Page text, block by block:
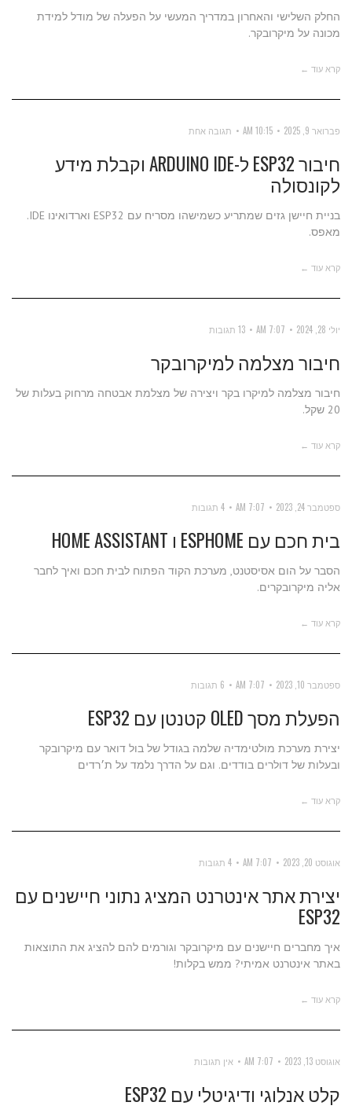
החלק השלישי והאחרון במדריך המעשי על הפעלה של מודל למידת
מכונה על מיקרובקר.
קרא עוד ←
פברואר 9, 2025 10:15 AM תגובה אחת
חיבור ESP32 ל-ARDUINO IDE וקבלת מידע
לקונסולה
בניית חיישן גזים שמתריע כשמישהו מסריח עם ESP32 וארדואינו IDE.
מאפס.
קרא עוד ←
יולי 28, 2024 7:07 AM 13 תגובות
חיבור מצלמה למיקרובקר
חיבור מצלמה למיקרו בקר ויצירה של מצלמת אבטחה מרחוק בעלות של
20 שקל.
קרא עוד ←
ספטמבר 24, 2023 7:07 AM 4 תגובות
בית חכם עם ESPHOME ו HOME ASSISTANT
הסבר על הום אסיסטנט, מערכת הקוד הפתוח לבית חכם ואיך לחבר
אליה מיקרובקרים.
קרא עוד ←
ספטמבר 10, 2023 7:07 AM 6 תגובות
הפעלת מסך OLED קטנטן עם ESP32
יצירת מערכת מולטימדיה שלמה בגודל של בול דואר עם מיקרובקר
ובעלות של דולרים בודדים. וגם על הדרך נלמד על ת׳רדים
קרא עוד ←
אוגוסט 20, 2023 7:07 AM 4 תגובות
יצירת אתר אינטרנט המציג נתוני חיישנים עם
ESP32
איך מחברים חיישנים עם מיקרובקר וגורמים להם להציג את התוצאות
באתר אינטרנט אמיתי? ממש בקלות!
קרא עוד ←
אוגוסט 13, 2023 7:07 AM אין תגובות
קלט אנלוגי ודיגיטלי עם ESP32